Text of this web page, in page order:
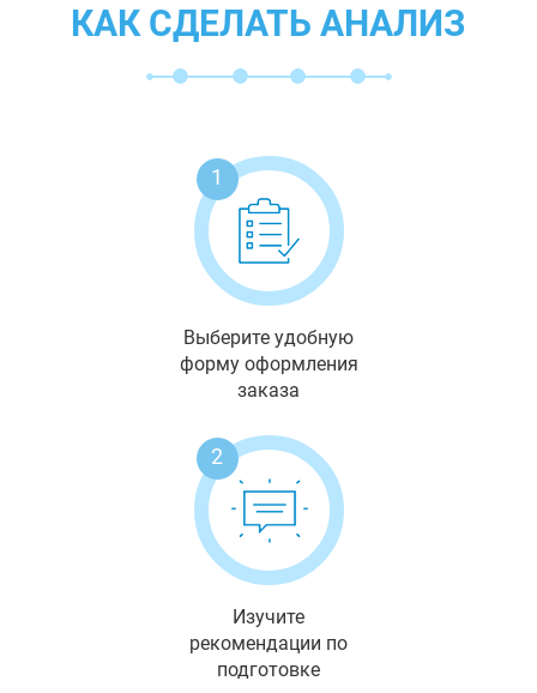
КАК СДЕЛАТЬ АНАЛИЗ
1
Выберите удобную
форму оформления
заказа
2
Изучите
рекомендации по
подготовке